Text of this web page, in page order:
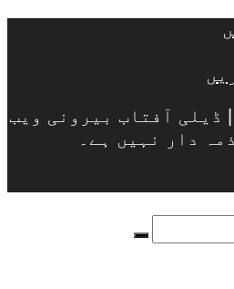
| ڈیلی آفتاب بیرونی ویب
دار نہیں ہے۔